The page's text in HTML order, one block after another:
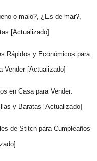
o malo?, ¿Es de mar?,
[Actualizado]
Rápidos y Económicos para
Vender [Actualizado]
en Casa para Vender:
y Baratas [Actualizado]
de Stitch para Cumpleaños